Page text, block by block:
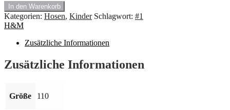
#1.584
Weiß
Shorts
H&M.
110
In den Warenkorb
Kategorien: Hosen, Kinder Schlagwort: #1
H&M
Zusätzliche Informationen
Zusätzliche Informationen
Größe 110